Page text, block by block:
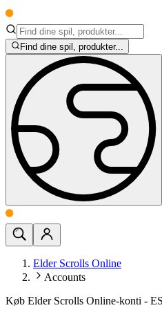
Find dine spil, produkter...
Elder Scrolls Online
Accounts
Køb Elder Scrolls Online-konti -